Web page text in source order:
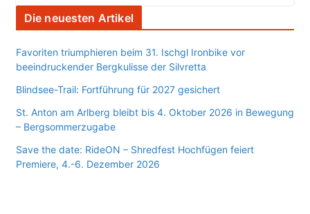
Die neuesten Artikel
Favoriten triumphieren beim 31. Ischgl Ironbike vor
beeindruckender Bergkulisse der Silvretta
Blindsee-Trail: Fortführung für 2027 gesichert
St. Anton am Arlberg bleibt bis 4. Oktober 2026 in Bewegung
– Bergsommerzugabe
Save the date: RideON – Shredfest Hochfügen feiert
Premiere, 4.-6. Dezember 2026